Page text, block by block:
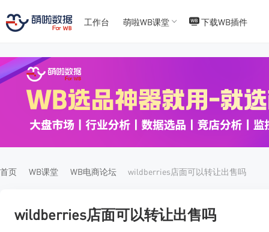
45
工作台 萌啦WB课堂 下载WB插件
首页 WB课堂 WB电商论坛 wildberries店面可以转让出售吗
wildberries店面可以转让出售吗